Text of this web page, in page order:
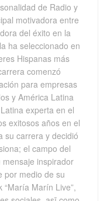
de Radio y
motivadora entre
del éxito en la
ha seleccionado en
Hispanas más
comenzó
para empresas
y América Latina
experta en el
exitosos años en el
su carrera y decidió
el campo del
inspirador
por medio de su
Marín Live”,